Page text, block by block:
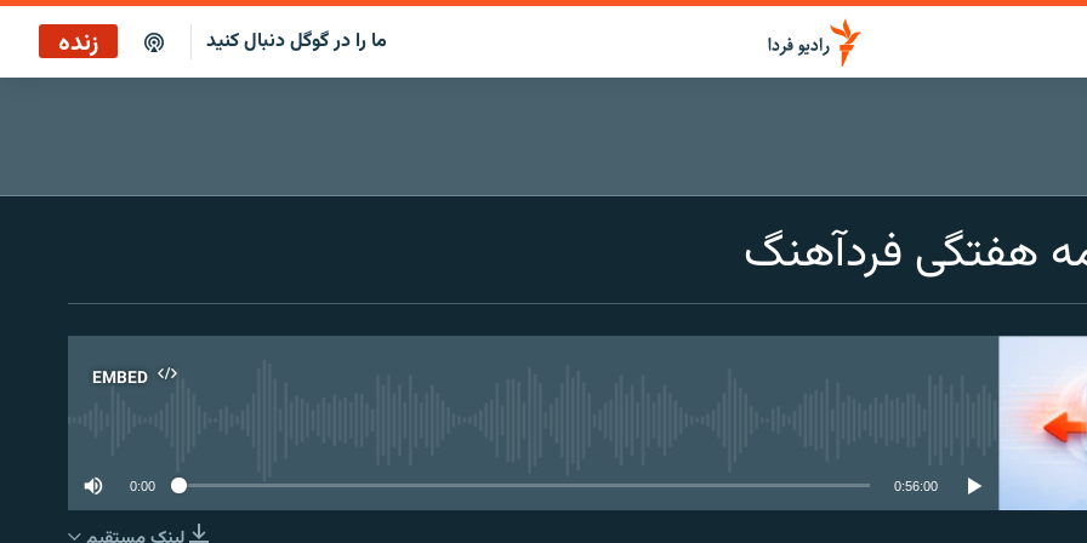
ما را در گوگل دنبال کنید زنده
هفتگی فردآهنگ
EMBED
0:00 0:56:00